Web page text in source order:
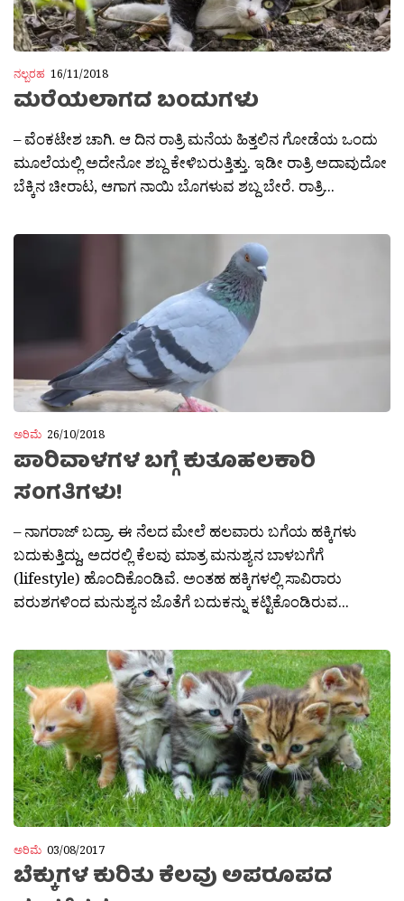
ನಲ್ಬರಹ 16/11/2018
ಮರೆಯಲಾಗದ ಬಂದುಗಳು
– ವೆಂಕಟೇಶ ಚಾಗಿ. ಆ ದಿನ ರಾತ್ರಿ ಮನೆಯ ಹಿತ್ತಲಿನ ಗೋಡೆಯ ಒಂದು
ಮೂಲೆಯಲ್ಲಿ ಅದೇನೋ ಶಬ್ದ ಕೇಳಿಬರುತ್ತಿತ್ತು. ಇಡೀ ರಾತ್ರಿ ಅದಾವುದೋ
ಬೆಕ್ಕಿನ ಚೀರಾಟ, ಆಗಾಗ ನಾಯಿ ಬೊಗಳುವ ಶಬ್ದ ಬೇರೆ. ರಾತ್ರಿ...
ಅರಿಮೆ 26/10/2018
ಪಾರಿವಾಳಗಳ ಬಗ್ಗೆ ಕುತೂಹಲಕಾರಿ
ಸಂಗತಿಗಳು!
– ನಾಗರಾಜ್ ಬದ್ರಾ. ಈ ನೆಲದ ಮೇಲೆ ಹಲವಾರು ಬಗೆಯ ಹಕ್ಕಿಗಳು
ಬದುಕುತ್ತಿದ್ದು, ಅದರಲ್ಲಿ ಕೆಲವು ಮಾತ್ರ ಮನುಶ್ಯನ ಬಾಳಬಗೆಗೆ
(lifestyle) ಹೊಂದಿಕೊಂಡಿವೆ. ಅಂತಹ ಹಕ್ಕಿಗಳಲ್ಲಿ ಸಾವಿರಾರು
ವರುಶಗಳಿಂದ ಮನುಶ್ಯನ ಜೊತೆಗೆ ಬದುಕನ್ನು ಕಟ್ಟಿಕೊಂಡಿರುವ...
ಅರಿಮೆ 03/08/2017
ಬೆಕ್ಕುಗಳ ಕುರಿತು ಕೆಲವು ಅಪರೂಪದ